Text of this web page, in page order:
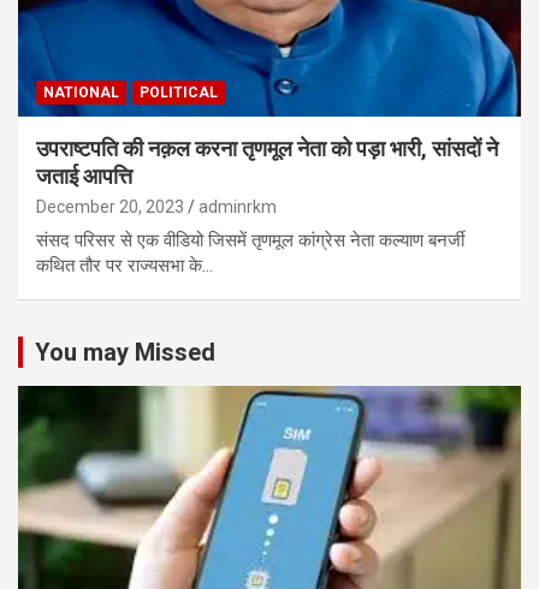
NATIONAL POLITICAL
उपराष्टपति की नक़ल करना तृणमूल नेता को पड़ा भारी, सांसदों ने
जताई आपत्ति
December 20, 2023 adminrkm
संसद परिसर से एक वीडियो जिसमें तृणमूल कांग्रेस नेता कल्याण बनर्जी
कथित तौर पर राज्यसभा के…
You may Missed